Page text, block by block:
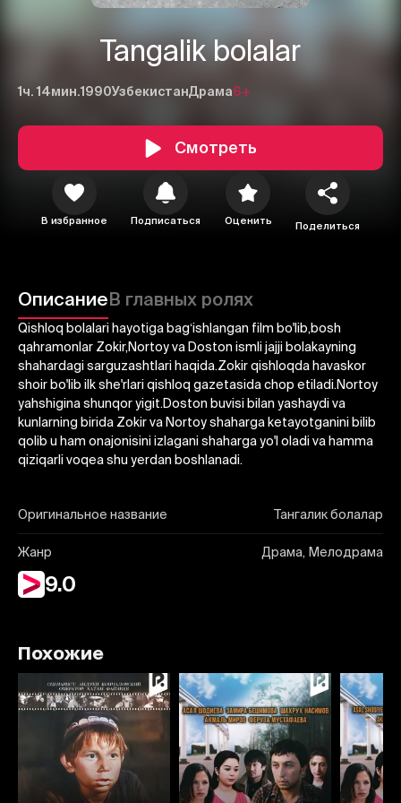
Tangalik bolalar
1ч. 14мин.1990УзбекистанДрама6+
Смотреть
В избранное Подписаться Оценить Поделиться
ОписаниеВ главных ролях
Qishloq bolalari hayotiga bagʻishlangan film bo'lib,bosh
qahramonlar Zokir,Nortoy va Doston ismli jajji bolakayning
shahardagi sarguzashtlari haqida.Zokir qishloqda havaskor
shoir bo'lib ilk she'rlari qishloq gazetasida chop etiladi.Nortoy
yahshigina shunqor yigit.Doston buvisi bilan yashaydi va
kunlarning birida Zokir va Nortoy shaharga ketayotganini bilib
qolib u ham onajonisini izlagani shaharga yo'l oladi va hamma
qiziqarli voqea shu yerdan boshlanadi.
Оригинальное название Тангалик болалар
Жанр Драма, Мелодрама
9.0
Отправить
Похожие